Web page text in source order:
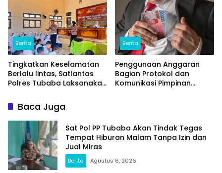
Berita
Tingkatkan Keselamatan
Berlalu lintas, Satlantas
Polres Tubaba Laksanakan
School di SMAN 1 Tumijajar
Berita
Penggunaan Anggaran
Bagian Protokol dan
Komunikasi Pimpinan
Baca Juga
Sat Pol PP Tubaba Akan Tindak Tegas
Tempat Hiburan Malam Tanpa Izin dan
Jual Miras
Berita Agustus 6, 2026